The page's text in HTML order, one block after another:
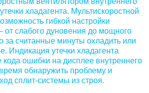
хладагента. Мультискоростной
гибкой настройки
от слабого дуновения до мощного
за считанные минуты охладить или
Индикация утечки хладагента
кода ошибки на дисплее внутреннего
обнаружить проблему и
сплит-системы из строя.